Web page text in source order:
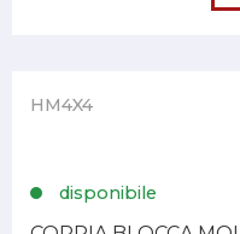
HM4X4
disponibile